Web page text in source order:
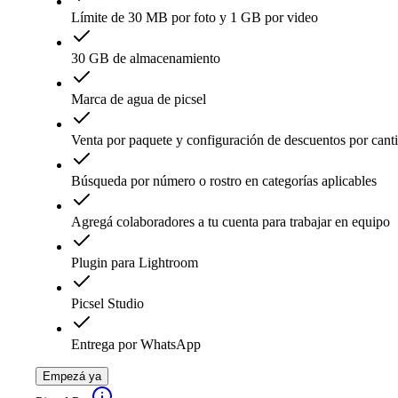
Límite de 30 MB por foto y 1 GB por video
30 GB de almacenamiento
Marca de agua de picsel
Venta por paquete y configuración de descuentos por
Búsqueda por número o rostro en categorías aplicables
Agregá colaboradores a tu cuenta para trabajar en equipo
Plugin para Lightroom
Picsel Studio
Entrega por WhatsApp
Empezá ya